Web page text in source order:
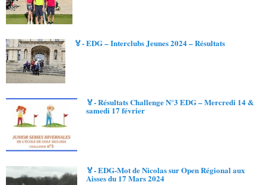
🏅- EDG – Interclubs Jeunes 2024 – Résultats
🏅- Résultats Challenge N°3 EDG – Mercredi 14 &
samedi 17 février
🏅- EDG-Mot de Nicolas sur Open Régional aux
Aisses du 17 Mars 2024